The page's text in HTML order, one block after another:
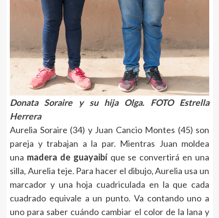
Donata Soraire y su hija Olga. FOTO Estrella
Herrera
Aurelia Soraire (34) y Juan Cancio Montes (45) son
pareja y trabajan a la par. Mientras Juan moldea
una madera de guayaibíque se convertirá en una
silla, Aurelia teje. Para hacer el dibujo, Aurelia usa un
marcador y una hoja cuadriculada en la que cada
cuadrado equivale a un punto. Va contando uno a
uno para saber cuándo cambiar el color de la lana y